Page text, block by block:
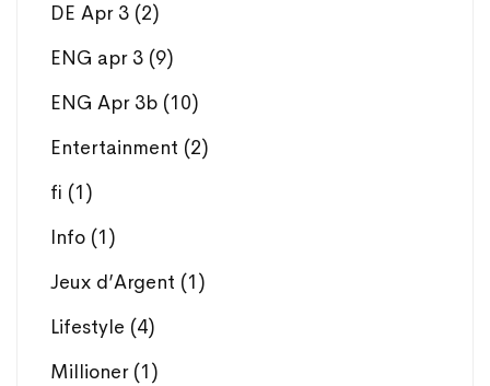
DE Apr 3 (2)
ENG apr 3 (9)
ENG Apr 3b (10)
Entertainment (2)
fi (1)
Info (1)
Jeux d’Argent (1)
Lifestyle (4)
Millioner (1)